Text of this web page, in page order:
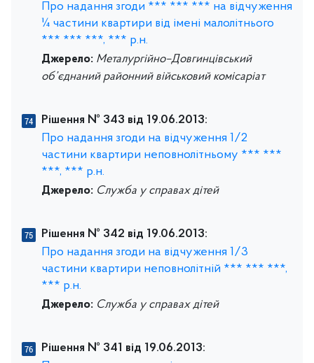
Про надання згоди *** *** *** на відчуження
¼ частини квартири від імені малолітнього
*** *** ***, *** р.н.
Джерело: Металургійно–Довгинцівський
об’єднаний районний військовий комісаріат
Рішення № 343 від 19.06.2013:
Про надання згоди на відчуження 1/2
частини квартири неповнолітньому *** ***
***, *** р.н.
Джерело: Служба у справах дітей
Рішення № 342 від 19.06.2013:
Про надання згоди на відчуження 1/3
частини квартири неповнолітній *** *** ***,
*** р.н.
Джерело: Служба у справах дітей
Рішення № 341 від 19.06.2013: